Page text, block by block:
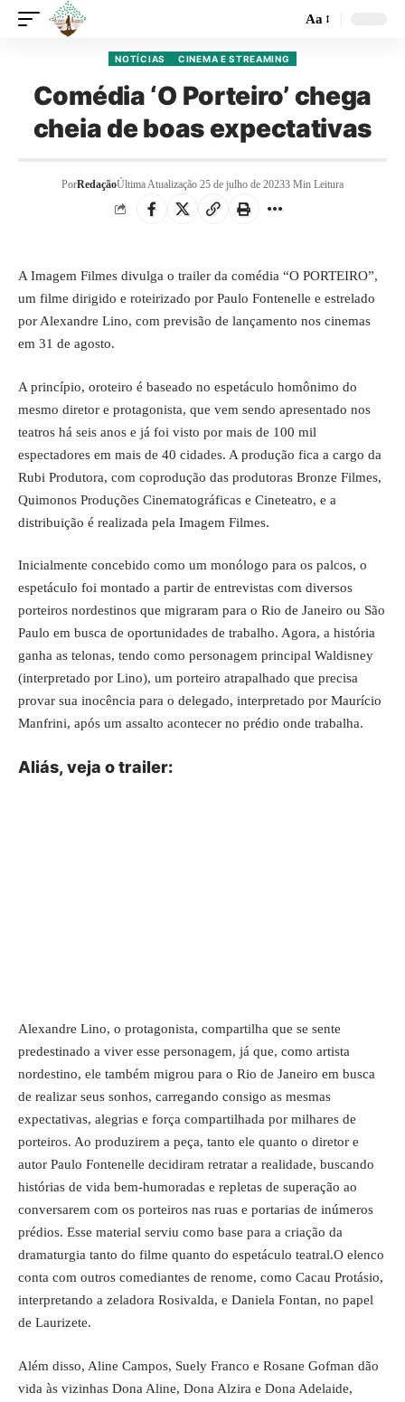
Aa
NOTÍCIAS CINEMA E STREAMING
Comédia ‘O Porteiro’ chega
cheia de boas expectativas
PorRedaçãoÚltima Atualização 25 de julho de 20233 Min Leitura
A Imagem Filmes divulga o trailer da comédia “O PORTEIRO”,
um filme dirigido e roteirizado por Paulo Fontenelle e estrelado
por Alexandre Lino, com previsão de lançamento nos cinemas
em 31 de agosto.
A princípio, oroteiro é baseado no espetáculo homônimo do
mesmo diretor e protagonista, que vem sendo apresentado nos
teatros há seis anos e já foi visto por mais de 100 mil
espectadores em mais de 40 cidades. A produção fica a cargo da
Rubi Produtora, com coprodução das produtoras Bronze Filmes,
Quimonos Produções Cinematográficas e Cineteatro, e a
distribuição é realizada pela Imagem Filmes.
Inicialmente concebido como um monólogo para os palcos, o
espetáculo foi montado a partir de entrevistas com diversos
porteiros nordestinos que migraram para o Rio de Janeiro ou São
Paulo em busca de oportunidades de trabalho. Agora, a história
ganha as telonas, tendo como personagem principal Waldisney
(interpretado por Lino), um porteiro atrapalhado que precisa
provar sua inocência para o delegado, interpretado por Maurício
Manfrini, após um assalto acontecer no prédio onde trabalha.
Aliás, veja o trailer:
Alexandre Lino, o protagonista, compartilha que se sente
predestinado a viver esse personagem, já que, como artista
nordestino, ele também migrou para o Rio de Janeiro em busca
de realizar seus sonhos, carregando consigo as mesmas
expectativas, alegrias e força compartilhada por milhares de
porteiros. Ao produzirem a peça, tanto ele quanto o diretor e
autor Paulo Fontenelle decidiram retratar a realidade, buscando
histórias de vida bem-humoradas e repletas de superação ao
conversarem com os porteiros nas ruas e portarias de inúmeros
prédios. Esse material serviu como base para a criação da
dramaturgia tanto do filme quanto do espetáculo teatral.O elenco
conta com outros comediantes de renome, como Cacau Protásio,
interpretando a zeladora Rosivalda, e Daniela Fontan, no papel
de Laurizete.
Além disso, Aline Campos, Suely Franco e Rosane Gofman dão
vida às vizinhas Dona Aline, Dona Alzira e Dona Adelaide,